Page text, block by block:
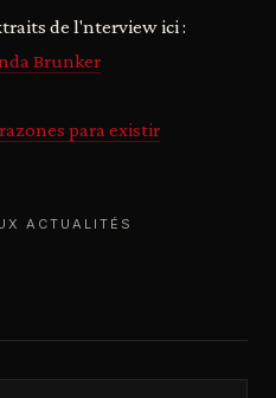
de l'nterview ici :
Brunker
para existir
ACTUALITÉS